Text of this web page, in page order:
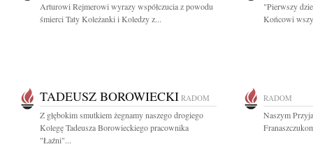
Arturowi Rejmerowi wyrazy współczucia z powodu
śmierci Taty Koleżanki i Koledzy z...
"Pierwszy
Końcowi
TADEUSZ BOROWIECKI RADOM
Z głębokim smutkiem żegnamy naszego drogiego
Kolegę Tadeusza Borowieckiego pracownika
"Łaźni"...
RADOM
Naszym